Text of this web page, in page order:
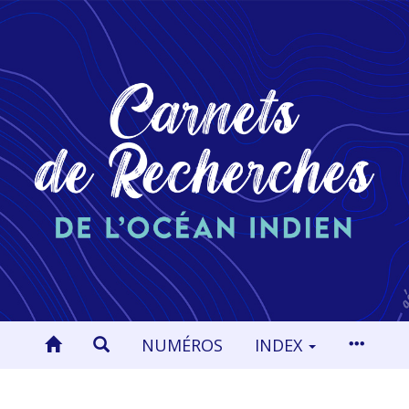
NUMÉROS INDEX